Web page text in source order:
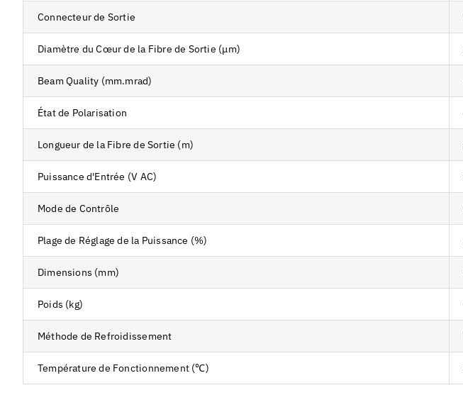
Connecteur de Sortie
Diamètre du Cœur de la Fibre de Sortie (μm)
Beam Quality (mm.mrad)
État de Polarisation
Longueur de la Fibre de Sortie (m)
Puissance d'Entrée (V AC)
Mode de Contrôle
Plage de Réglage de la Puissance (%)
Dimensions (mm)
Poids (kg)
Méthode de Refroidissement
Température de Fonctionnement (℃)